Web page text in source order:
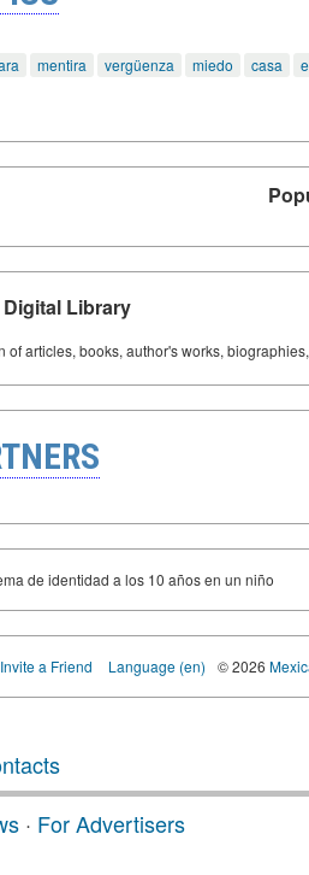
mentira vergüenza miedo casa
Digital Library
of articles, books, author's works,
de identidad a los 10 años en un niño
Invite a Friend Language (en) © 2026
· For Advertisers